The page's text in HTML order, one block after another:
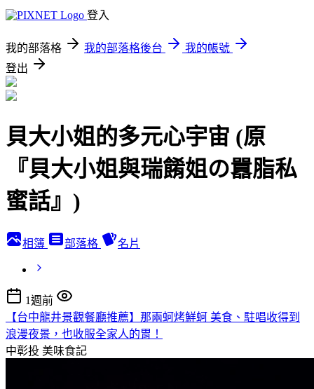
登入
我的部落格 我的部落格後台
我的帳號
登出
貝大小姐的多元心宇宙 (原
『貝大小姐與瑞餚姐の囂脂私
蜜話』)
相簿 部落格 名片
1週前
【台中龍井景觀餐廳推薦】那兩蚵烤鮮蚵 美食、駐唱收得到
浪漫夜景，也收服全家人的胃！
中彰投 美味食記